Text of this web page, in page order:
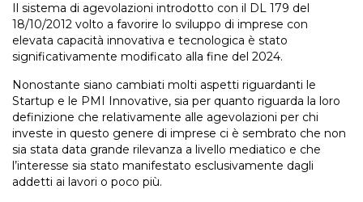
Il sistema di agevolazioni introdotto con il DL 179 del
18/10/2012 volto a favorire lo sviluppo di imprese con
elevata capacità innovativa e tecnologica è stato
significativamente modificato alla fine del 2024.
Nonostante siano cambiati molti aspetti riguardanti le
Startup e le PMI Innovative, sia per quanto riguarda la loro
definizione che relativamente alle agevolazioni per chi
investe in questo genere di imprese ci è sembrato che non
sia stata data grande rilevanza a livello mediatico e che
l’interesse sia stato manifestato esclusivamente dagli
addetti ai lavori o poco più.